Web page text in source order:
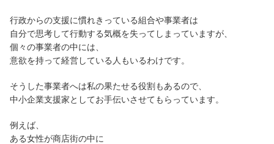
行政からの支援に慣れきっている組合や事業者は
自分で思考して行動する気概を失ってしまっていますが、
個々の事業者の中には、
意欲を持って経営している人もいるわけです。
そうした事業者へは私の果たせる役割もあるので、
中小企業支援家としてお手伝いさせてもらっています。
例えば、
ある女性が商店街の中に